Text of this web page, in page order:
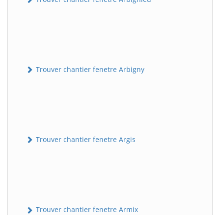
Trouver chantier fenetre Arbigny
Trouver chantier fenetre Argis
Trouver chantier fenetre Armix